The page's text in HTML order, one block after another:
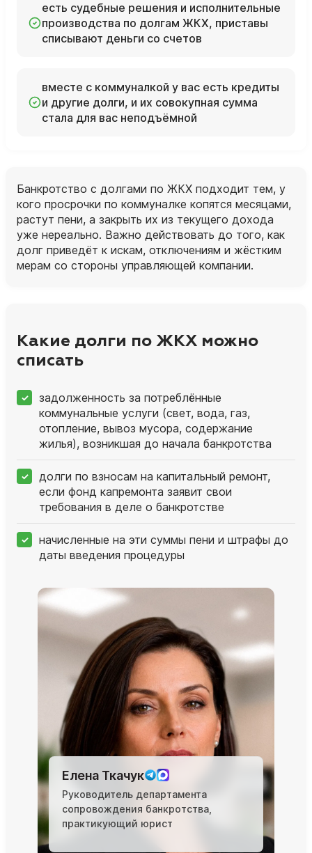
есть судебные решения и исполнительные
производства по долгам ЖКХ, приставы
списывают деньги со счетов
вместе с коммуналкой у вас есть кредиты
и другие долги, и их совокупная сумма
стала для вас неподъёмной
Банкротство с долгами по ЖКХ подходит тем, у
кого просрочки по коммуналке копятся месяцами,
растут пени, а закрыть их из текущего дохода
уже нереально. Важно действовать до того, как
долг приведёт к искам, отключениям и жёстким
мерам со стороны управляющей компании.
Какие долги по ЖКХ можно
списать
задолженность за потреблённые
коммунальные услуги (свет, вода, газ,
отопление, вывоз мусора, содержание
жилья), возникшая до начала банкротства
долги по взносам на капитальный ремонт,
если фонд капремонта заявит свои
требования в деле о банкротстве
начисленные на эти суммы пени и штрафы до
даты введения процедуры
Елена Ткачук
Руководитель департамента
сопровождения банкротства,
практикующий юрист